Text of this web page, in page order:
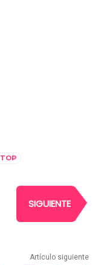
TOP
SIGUIENTE
Artículo siguiente